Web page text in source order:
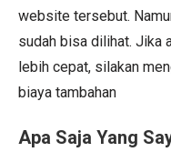
website tersebut.
sudah bisa dilihat. Jika
lebih cepat, silakan
biaya tambahan
Apa Saja Yang